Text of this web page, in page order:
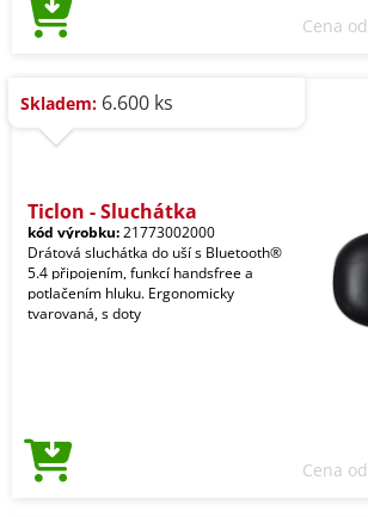
Cena od
Skladem: 6.600 ks
Ticlon - Sluchátka
kód výrobku:21773002000
Drátová sluchátka do uší s Bluetooth®
5.4 připojením, funkcí handsfree a
potlačením hluku. Ergonomicky
tvarovaná, s doty
Cena od